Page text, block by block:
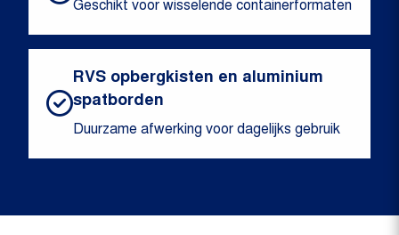
Geschikt voor wisselende containerformaten
RVS opbergkisten en aluminium
spatborden
Duurzame afwerking voor dagelijks gebruik